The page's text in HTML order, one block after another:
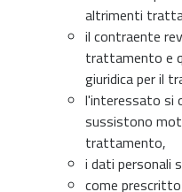
altrimenti
il contraente
trattamento e
giuridica per il
l'interessato si
sussistono
trattamento,
i dati personali
come